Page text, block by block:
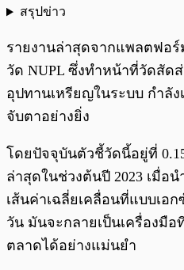
สรุปข่าว
รายงานล่าสุดจากแพลตฟอร์
วัด NUPL ซึ่งทำหน้าที่วัดสัด
อุปทานเหรียญในระบบ กำลั
จับตาอย่างยิ่ง
โดยปัจจุบันตัวชี้วัดนี้อยู่ที่
ล่าสุดในช่วงต้นปี 2023 เมื่อ
เส้นค่าเฉลี่ยเคลื่อนที่แบบเอก
วัน มันจะกลายเป็นเครื่องมื
ตลาดได้อย่างแม่นยำ